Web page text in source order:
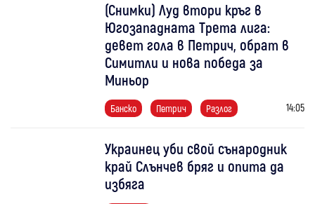
(Снимки) Луд втори кръг в
Югозападната Трета лига:
девет гола в Петрич, обрат в
Симитли и нова победа за
Миньор
Банско Петрич Разлог 14:05
Украинец уби свой сънародник
край Слънчев бряг и опита да
избяга